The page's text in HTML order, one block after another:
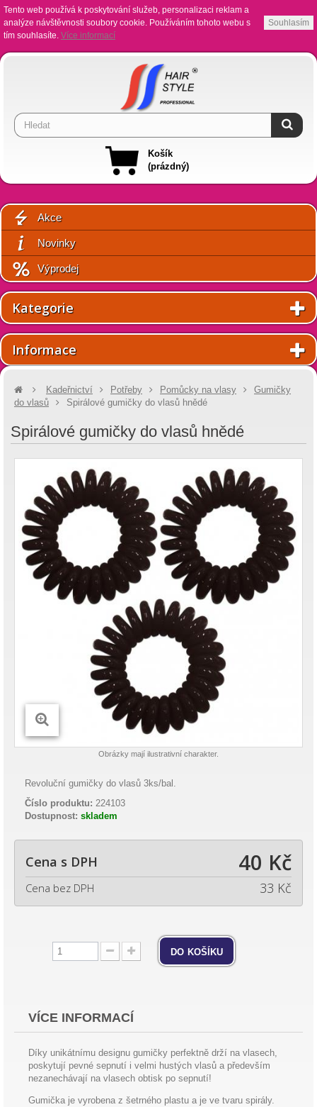
Tento web používá k poskytování služeb, personalizaci reklam a
analýze návštěvnosti soubory cookie. Používáním tohoto webu s
tím souhlasíte. Více informací
Souhlasím
Košík
(prázdný)
Akce
Novinky
Výprodej
Kategorie
Informace
Kadeřnictví Potřeby Pomůcky na vlasy
Gumičky
do vlasů
Spirálové gumičky do vlasů hnědé
Spirálové gumičky do vlasů hnědé
Obrázky mají ilustrativní charakter.
Revoluční gumičky do vlasů 3ks/bal.
Číslo produktu: 224103
Dostupnost: skladem
Cena s DPH 40 Kč
Cena bez DPH 33 Kč
do košíku
VÍCE INFORMACÍ
Díky unikátnímu designu gumičky perfektně drží na vlasech,
poskytují pevné sepnutí i velmi hustých vlasů a především
nezanechávají na vlasech obtisk po sepnutí!
Gumička je vyrobena z šetrného plastu a je ve tvaru spirály.